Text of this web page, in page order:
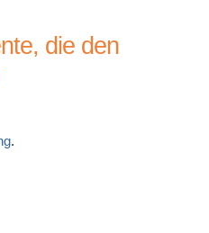
die den
.